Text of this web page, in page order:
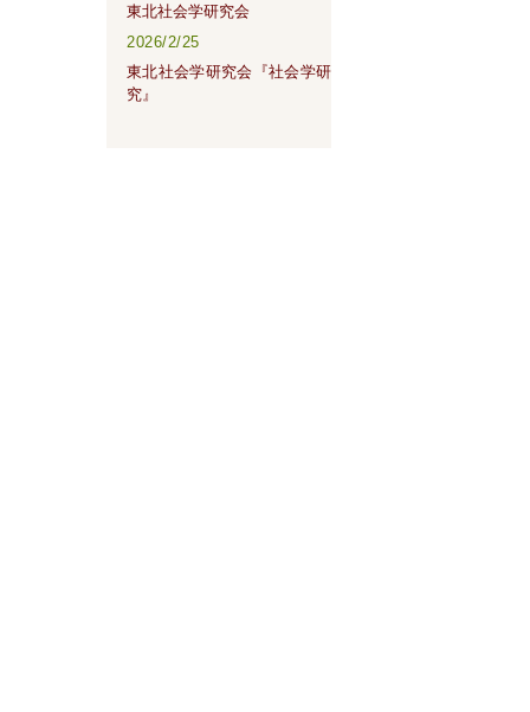
東北社会学研究会
2026/2/25
東北社会学研究会『社会学研
究』